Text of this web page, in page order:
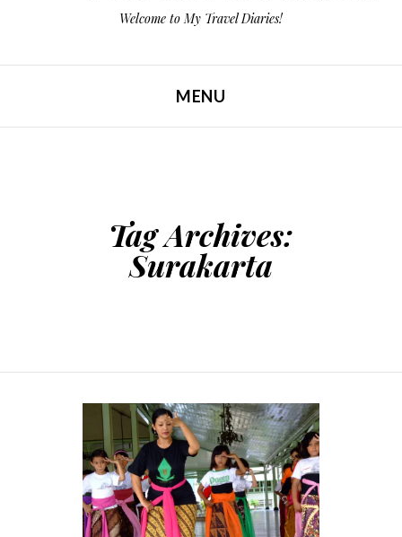
Welcome to My Travel Diaries!
MENU
Tag Archives:
Surakarta